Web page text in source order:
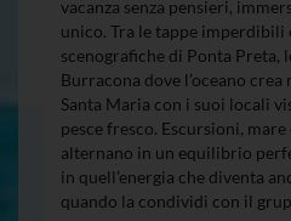
vacanza senza pensieri,
unico. Tra le tappe imperdibili
scenografiche di Ponta Preta,
Burracona dove l’oceano
Santa Maria con i suoi locali
pesce fresco. Escursioni,
alternano in un equilibrio
in quell’energia che diventa
quando la condividi con il